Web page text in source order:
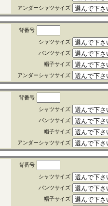
アンダーシャツサイズ
背番号
シャツサイズ
パンツサイズ
帽子サイズ
アンダーシャツサイズ
背番号
シャツサイズ
パンツサイズ
帽子サイズ
アンダーシャツサイズ
背番号
シャツサイズ
パンツサイズ
帽子サイズ